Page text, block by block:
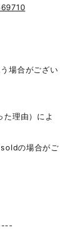
場合がござい
た理由）によ
soldの場合がご